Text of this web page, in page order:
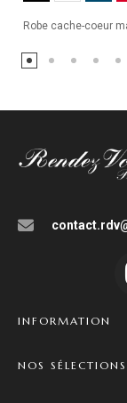
Robe cache-coeur
INFORMATION
NOS SÉLECTIONS